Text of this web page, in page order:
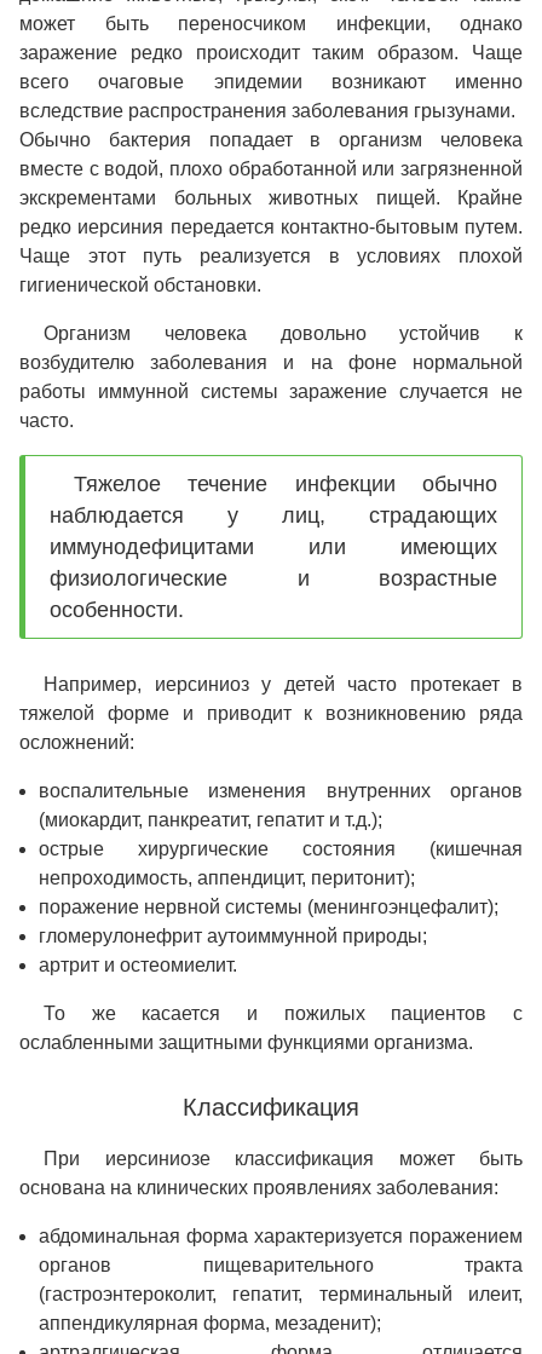
может быть переносчиком инфекции, однако
заражение редко происходит таким образом. Чаще
всего очаговые эпидемии возникают именно
вследствие распространения заболевания грызунами.
Обычно бактерия попадает в организм человека
вместе с водой, плохо обработанной или загрязненной
экскрементами больных животных пищей. Крайне
редко иерсиния передается контактно-бытовым путем.
Чаще этот путь реализуется в условиях плохой
гигиенической обстановки.
Организм человека довольно устойчив к
возбудителю заболевания и на фоне нормальной
работы иммунной системы заражение случается не
часто.
Тяжелое течение инфекции обычно
наблюдается у лиц, страдающих
иммунодефицитами или имеющих
физиологические и возрастные
особенности.
Например, иерсиниоз у детей часто протекает в
тяжелой форме и приводит к возникновению ряда
осложнений:
воспалительные изменения внутренних органов
(миокардит, панкреатит, гепатит и т.д.);
острые хирургические состояния (кишечная
непроходимость, аппендицит, перитонит);
поражение нервной системы (менингоэнцефалит);
гломерулонефрит аутоиммунной природы;
артрит и остеомиелит.
То же касается и пожилых пациентов с
ослабленными защитными функциями организма.
Классификация
При иерсиниозе классификация может быть
основана на клинических проявлениях заболевания:
абдоминальная форма характеризуется поражением
органов пищеварительного тракта
(гастроэнтероколит, гепатит, терминальный илеит,
аппендикулярная форма, мезаденит);